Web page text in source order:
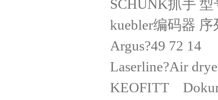
SCHUNK抓
kuebler编码器
Argus?49
Laserline?Air
KEOFITT